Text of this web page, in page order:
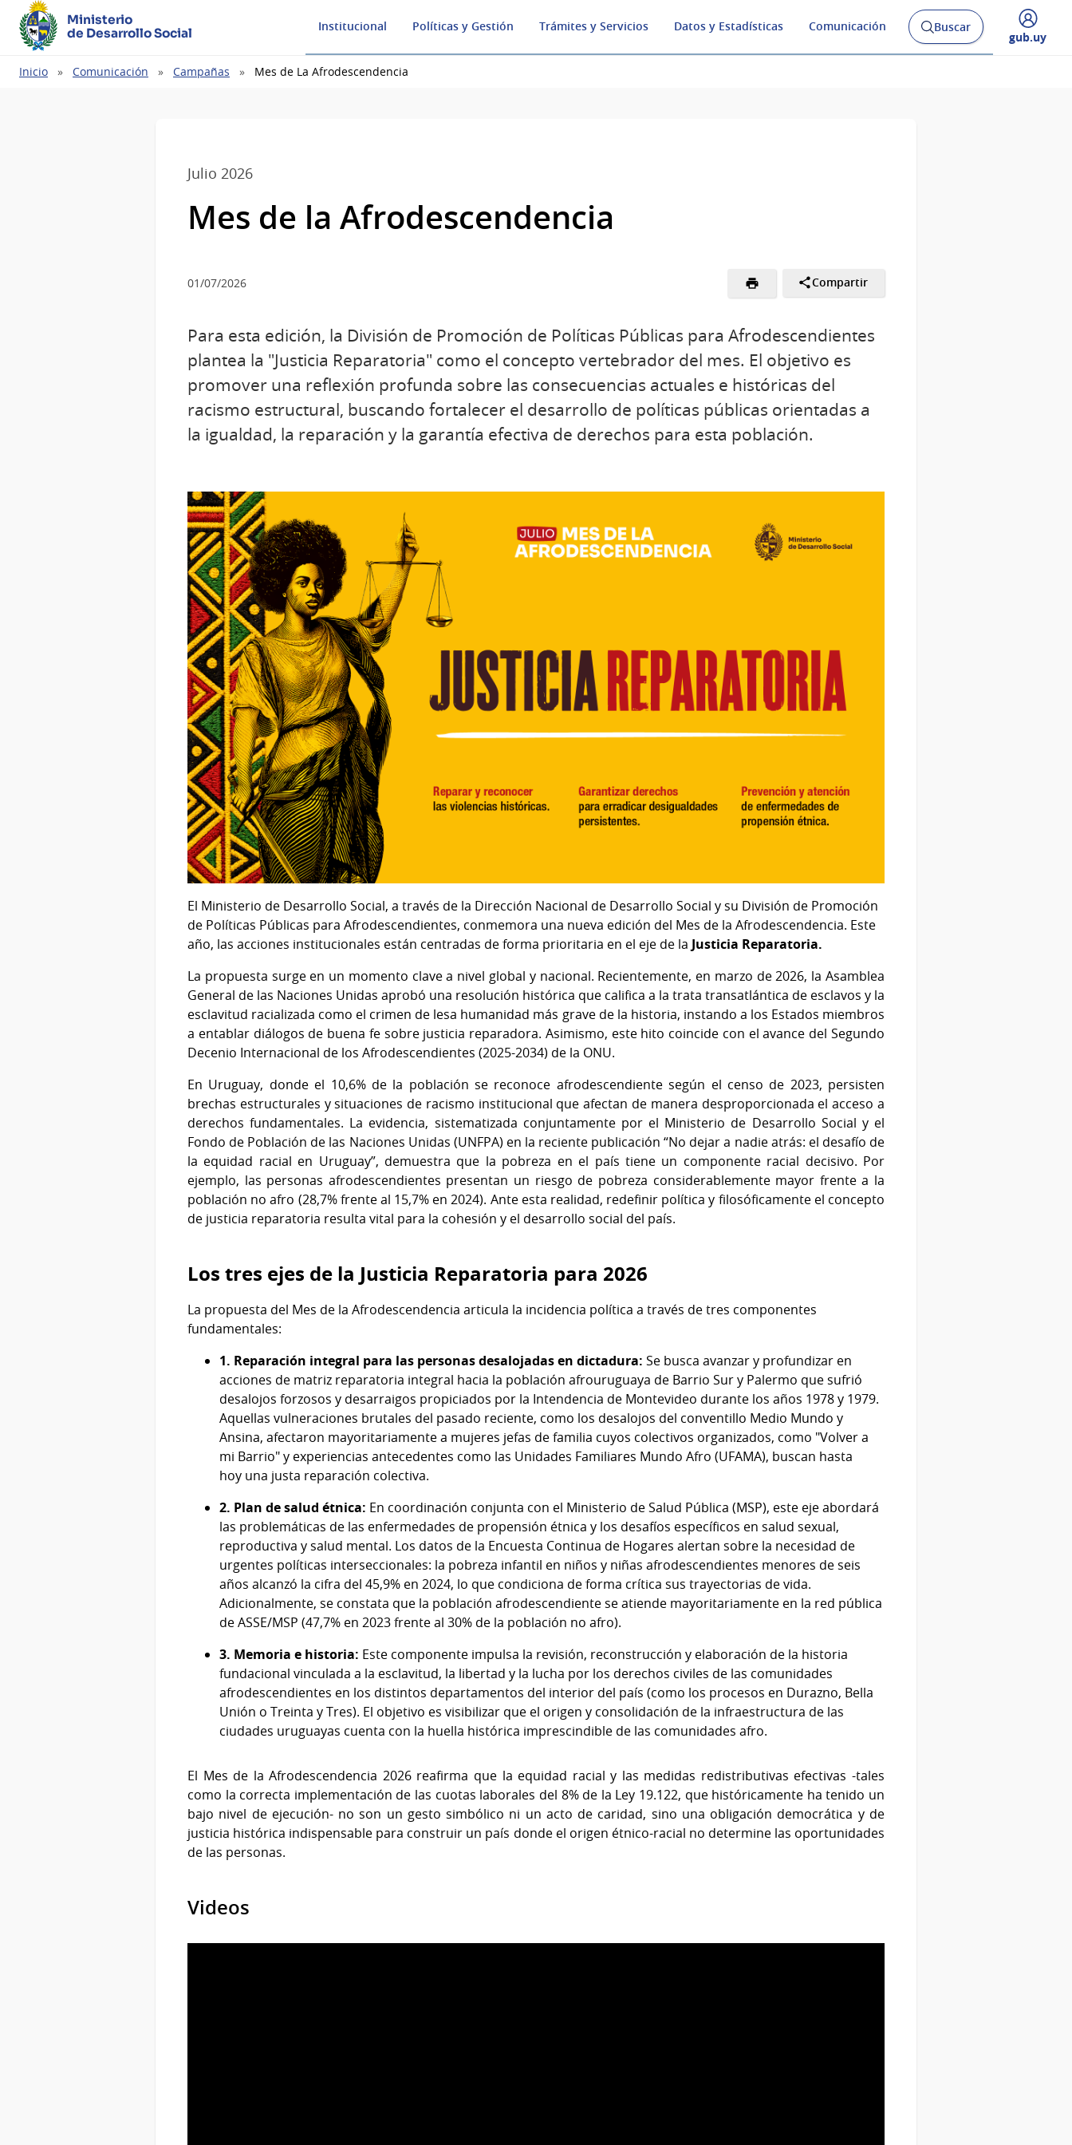
Ministerio
de Desarrollo Social
Institucional Políticas y Gestión Trámites y Servicios Datos y Estadísticas Comunicación
Abrir
buscador
Buscar
Desplegar
gub.uy
Ruta
Inicio Comunicación Campañas Mes de La Afrodescendencia
Julio 2026
Mes de la Afrodescendencia
01/07/2026 Compartir
Para esta edición, la División de Promoción de Políticas Públicas para Afrodescendientes
plantea la "Justicia Reparatoria" como el concepto vertebrador del mes. El objetivo es
promover una reflexión profunda sobre las consecuencias actuales e históricas del
racismo estructural, buscando fortalecer el desarrollo de políticas públicas orientadas a
la igualdad, la reparación y la garantía efectiva de derechos para esta población.
El Ministerio de Desarrollo Social, a través de la Dirección Nacional de Desarrollo Social y su División de Promoción
de Políticas Públicas para Afrodescendientes, conmemora una nueva edición del Mes de la Afrodescendencia. Este
año, las acciones institucionales están centradas de forma prioritaria en el eje de la Justicia Reparatoria.
La propuesta surge en un momento clave a nivel global y nacional. Recientemente, en marzo de 2026, la Asamblea
General de las Naciones Unidas aprobó una resolución histórica que califica a la trata transatlántica de esclavos y la
esclavitud racializada como el crimen de lesa humanidad más grave de la historia, instando a los Estados miembros
a entablar diálogos de buena fe sobre justicia reparadora. Asimismo, este hito coincide con el avance del Segundo
Decenio Internacional de los Afrodescendientes (2025-2034) de la ONU.
En Uruguay, donde el 10,6% de la población se reconoce afrodescendiente según el censo de 2023, persisten
brechas estructurales y situaciones de racismo institucional que afectan de manera desproporcionada el acceso a
derechos fundamentales. La evidencia, sistematizada conjuntamente por el Ministerio de Desarrollo Social y el
Fondo de Población de las Naciones Unidas (UNFPA) en la reciente publicación “No dejar a nadie atrás: el desafío de
la equidad racial en Uruguay”, demuestra que la pobreza en el país tiene un componente racial decisivo. Por
ejemplo, las personas afrodescendientes presentan un riesgo de pobreza considerablemente mayor frente a la
población no afro (28,7% frente al 15,7% en 2024). Ante esta realidad, redefinir política y filosóficamente el concepto
de justicia reparatoria resulta vital para la cohesión y el desarrollo social del país.
Los tres ejes de la Justicia Reparatoria para 2026
La propuesta del Mes de la Afrodescendencia articula la incidencia política a través de tres componentes
fundamentales:
1. Reparación integral para las personas desalojadas en dictadura: Se busca avanzar y profundizar en
acciones de matriz reparatoria integral hacia la población afrouruguaya de Barrio Sur y Palermo que sufrió
desalojos forzosos y desarraigos propiciados por la Intendencia de Montevideo durante los años 1978 y 1979.
Aquellas vulneraciones brutales del pasado reciente, como los desalojos del conventillo Medio Mundo y
Ansina, afectaron mayoritariamente a mujeres jefas de familia cuyos colectivos organizados, como "Volver a
mi Barrio" y experiencias antecedentes como las Unidades Familiares Mundo Afro (UFAMA), buscan hasta
hoy una justa reparación colectiva.
2. Plan de salud étnica: En coordinación conjunta con el Ministerio de Salud Pública (MSP), este eje abordará
las problemáticas de las enfermedades de propensión étnica y los desafíos específicos en salud sexual,
reproductiva y salud mental. Los datos de la Encuesta Continua de Hogares alertan sobre la necesidad de
urgentes políticas interseccionales: la pobreza infantil en niños y niñas afrodescendientes menores de seis
años alcanzó la cifra del 45,9% en 2024, lo que condiciona de forma crítica sus trayectorias de vida.
Adicionalmente, se constata que la población afrodescendiente se atiende mayoritariamente en la red pública
de ASSE/MSP (47,7% en 2023 frente al 30% de la población no afro).
3. Memoria e historia: Este componente impulsa la revisión, reconstrucción y elaboración de la historia
fundacional vinculada a la esclavitud, la libertad y la lucha por los derechos civiles de las comunidades
afrodescendientes en los distintos departamentos del interior del país (como los procesos en Durazno, Bella
Unión o Treinta y Tres). El objetivo es visibilizar que el origen y consolidación de la infraestructura de las
ciudades uruguayas cuenta con la huella histórica imprescindible de las comunidades afro.
El Mes de la Afrodescendencia 2026 reafirma que la equidad racial y las medidas redistributivas efectivas -tales
como la correcta implementación de las cuotas laborales del 8% de la Ley 19.122, que históricamente ha tenido un
bajo nivel de ejecución- no son un gesto simbólico ni un acto de caridad, sino una obligación democrática y de
justicia histórica indispensable para construir un país donde el origen étnico-racial no determine las oportunidades
de las personas.
Videos